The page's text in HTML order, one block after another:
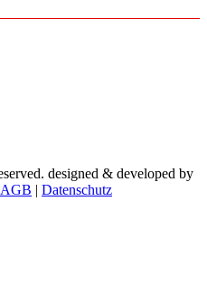
designed & developed by
AGB | Datenschutz